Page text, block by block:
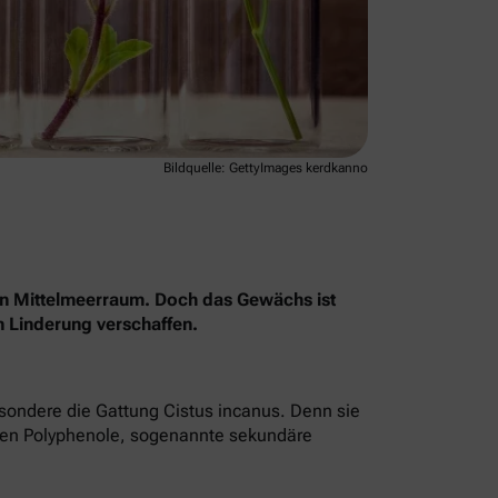
Bildquelle: GettyImages kerdkanno
Mittelmeerraum. Doch das Gewächs ist
Linderung verschaffen.
die Gattung Cistus incanus. Denn sie
Polyphenole, sogenannte sekundäre